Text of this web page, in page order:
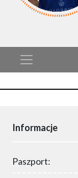
Informacje
Paszport: